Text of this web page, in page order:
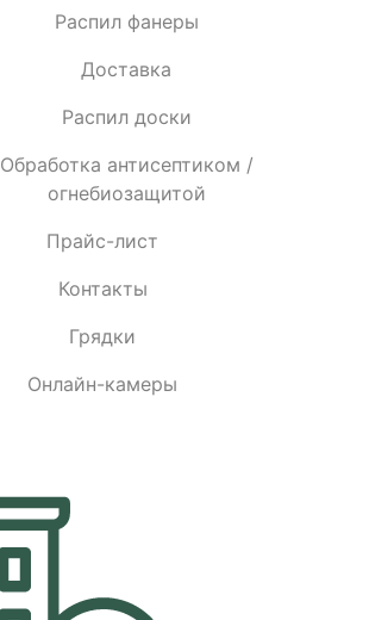
Распил фанеры
Доставка
Распил доски
Обработка антисептиком /
огнебиозащитой
Прайс-лист
Контакты
Грядки
Онлайн-камеры